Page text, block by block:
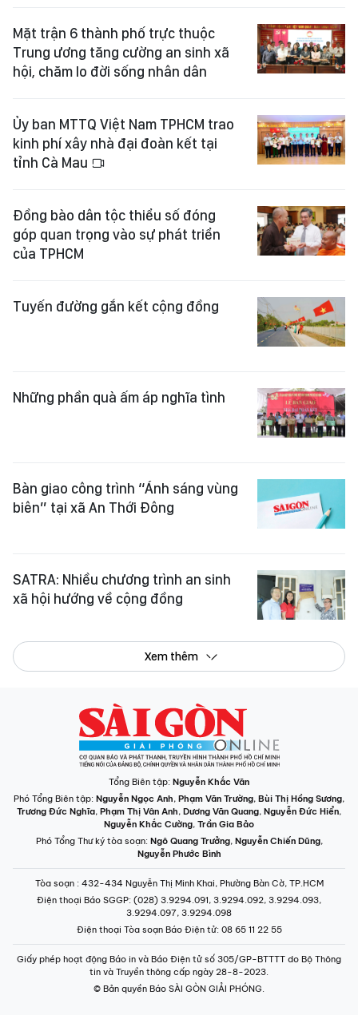
Mặt trận 6 thành phố trực thuộc
Trung ương tăng cường an sinh xã
hội, chăm lo đời sống nhân dân
Ủy ban MTTQ Việt Nam TPHCM trao
kinh phí xây nhà đại đoàn kết tại
tỉnh Cà Mau
Đồng bào dân tộc thiểu số đóng
góp quan trọng vào sự phát triển
của TPHCM
Tuyến đường gắn kết cộng đồng
Những phần quà ấm áp nghĩa tình
Bàn giao công trình “Ánh sáng vùng
biên” tại xã An Thới Đông
SATRA: Nhiều chương trình an sinh
xã hội hướng về cộng đồng
Xem thêm
Tổng Biên tập: Nguyễn Khắc Văn
Phó Tổng Biên tập: Nguyễn Ngọc Anh, Phạm Văn Trường, Bùi Thị Hồng Sương,
Trương Đức Nghĩa, Phạm Thị Vân Anh, Dương Văn Quang, Nguyễn Đức Hiển,
Nguyễn Khắc Cường, Trần Gia Bảo
Phó Tổng Thư ký tòa soạn: Ngô Quang Trưởng, Nguyễn Chiến Dũng,
Nguyễn Phước Bình
Tòa soạn : 432-434 Nguyễn Thị Minh Khai, Phường Bàn Cờ, TP.HCM
Điện thoại Báo SGGP: (028) 3.9294.091, 3.9294.092, 3.9294.093,
3.9294.097, 3.9294.098
Điện thoại Tòa soạn Báo Điện tử: 08 65 11 22 55
Giấy phép hoạt động Báo in và Báo Điện tử số 305/GP-BTTTT do Bộ Thông
tin và Truyền thông cấp ngày 28-8-2023.
© Bản quyền Báo SÀI GÒN GIẢI PHÓNG.